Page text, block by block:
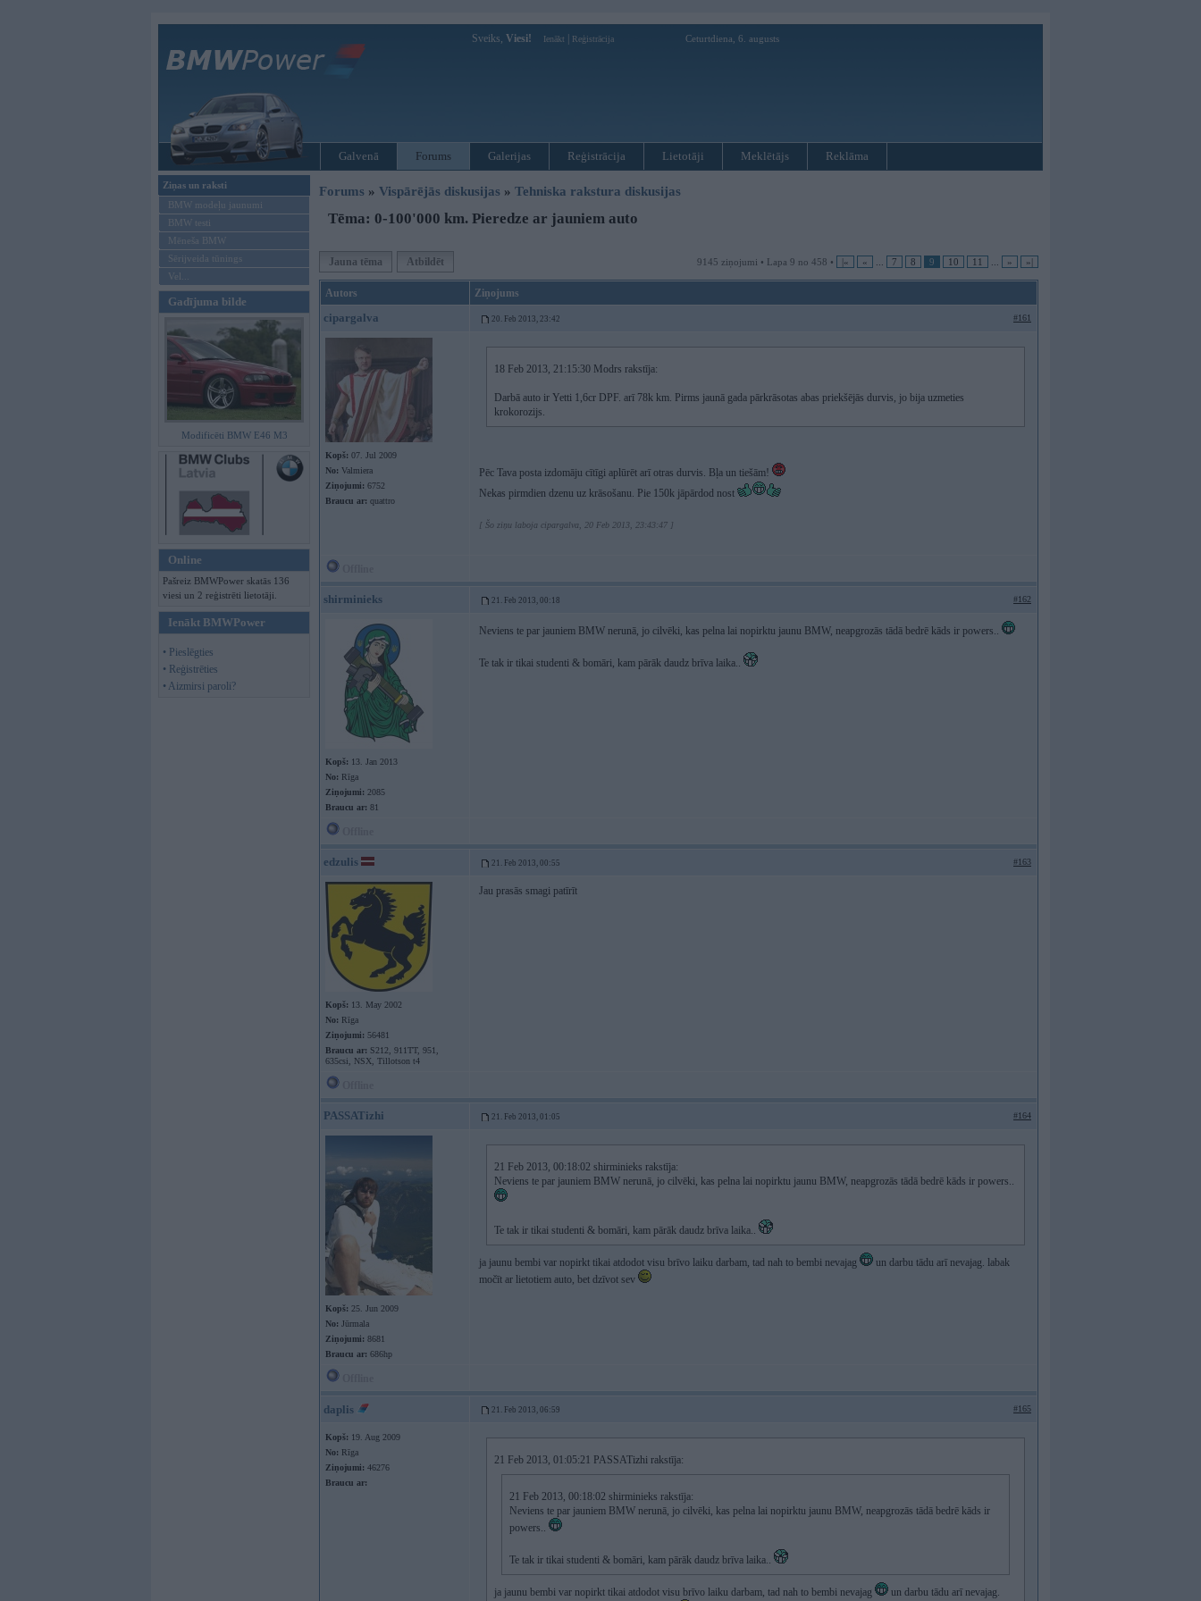
Sveiks, Viesi! Ienākt Reģistrācija Ceturtdiena, 6. augusts
Galvenā Forums Galerijas Reģistrācija Lietotāji Meklētājs Reklāma
Ziņas un raksti
BMW modeļu jaunumi
BMW testi
Mēneša BMW
Sērijveida tūnings
Vel...
Gadījuma bilde
Modificēti BMW E46 M3
Online
Pašreiz BMWPower skatās 136
viesi un 2 reģistrēti lietotāji.
Ienākt BMWPower
• Pieslēgties
• Reģistrēties
• Aizmirsi paroli?
Forums » Vispārējās diskusijas » Tehniska rakstura diskusijas
Tēma: 0-100'000 km. Pieredze ar jauniem auto
Jauna tēma Atbildēt 9145 ziņojumi • Lapa 9 no 458 • |« « 7 8 9 10 11 » »|
Autors Ziņojums
cipargalva 20. Feb 2013, 23:42 #161
Kopš: 07. Jul 2009
No: Valmiera
Ziņojumi: 6752
Braucu ar: quattro
18 Feb 2013, 21:15:30 Modrs rakstīja:
Darbā auto ir Yetti 1,6cr DPF. arī 78k km. Pirms jaunā gada pārkrāsotas abas priekšējās durvis, jo bija uzmeties
krokorozijs.
Pēc Tava posta izdomāju cītīgi aplūrēt arī otras durvis. Bļa un tiešām!
Nekas pirmdien dzenu uz krāsošanu. Pie 150k jāpārdod nost
[ Šo ziņu laboja cipargalva, 20 Feb 2013, 23:43:47 ]
shirminieks 21. Feb 2013, 00:18 #162
Kopš: 13. Jan 2013
No: Rīga
Ziņojumi: 2085
Braucu ar: 81
Neviens te par jauniem BMW nerunā, jo cilvēki, kas pelna lai nopirktu jaunu BMW, neapgrozās tādā bedrē kāds ir powers..
Te tak ir tikai studenti & bomāri, kam pārāk daudz brīva laika..
edzulis 21. Feb 2013, 00:55 #163
Kopš: 13. May 2002
No: Rīga
Ziņojumi: 56481
Braucu ar: S212, 911TT, 951,
635csi, NSX, Tillotson t4
Jau prasās smagi patīrīt
PASSATizhi 21. Feb 2013, 01:05 #164
Kopš: 25. Jun 2009
No: Jūrmala
Ziņojumi: 8681
Braucu ar: 686hp
21 Feb 2013, 00:18:02 shirminieks rakstīja:
Neviens te par jauniem BMW nerunā, jo cilvēki, kas pelna lai nopirktu jaunu BMW, neapgrozās tādā bedrē kāds ir powers..
Te tak ir tikai studenti & bomāri, kam pārāk daudz brīva laika..
ja jaunu bembi var nopirkt tikai atdodot visu brīvo laiku darbam, tad nah to bembi nevajag
un darbu tādu arī nevajag. labak
močīt ar lietotiem auto, bet dzīvot sev
daplis 21. Feb 2013, 06:59 #165
Kopš: 19. Aug 2009
No: Rīga
Ziņojumi: 46276
Braucu ar:
21 Feb 2013, 01:05:21 PASSATizhi rakstīja:
21 Feb 2013, 00:18:02 shirminieks rakstīja:
Neviens te par jauniem BMW nerunā, jo cilvēki, kas pelna lai nopirktu jaunu BMW, neapgrozās tādā bedrē kāds ir
powers..
Te tak ir tikai studenti & bomāri, kam pārāk daudz brīva laika..
ja jaunu bembi var nopirkt tikai atdodot visu brīvo laiku darbam, tad nah to bembi nevajag
un darbu tādu arī nevajag.